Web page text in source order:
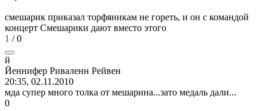
смешарик приказал торфяникам не гореть, и он с командой
концерт Смешарики дают вместо этого
1 /0
й
Йеннифер Риваленн Рейвен
20:35, 02.11.2010
мда супер много толка от мешарина...зато медаль дали...
0